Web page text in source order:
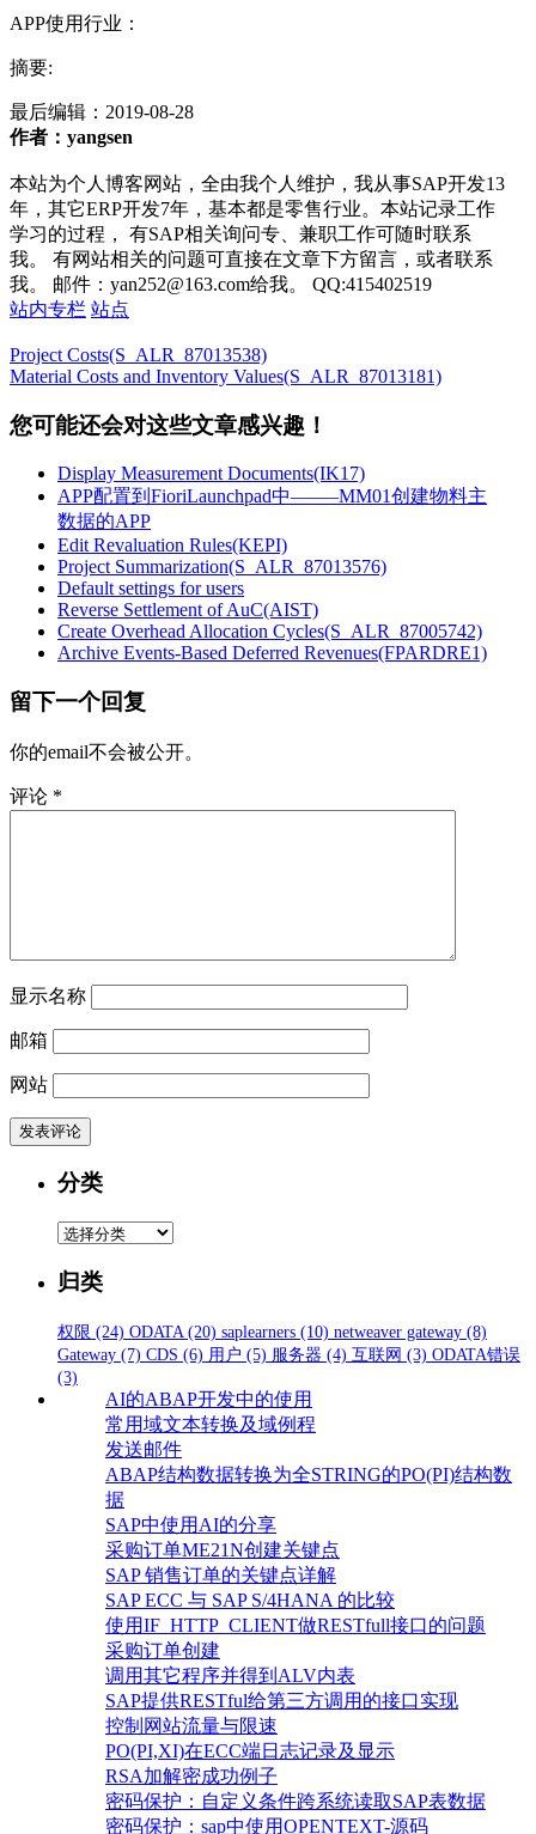
APP使用行业：
摘要:
最后编辑： 2019-08-28
作者：yangsen
本站为个人博客网站，全由我个人维护，我从事SAP开发13
年，其它ERP开发7年，基本都是零售行业。本站记录工作
学习的过程， 有SAP相关询问专、兼职工作可随时联系
我。 有网站相关的问题可直接在文章下方留言，或者联系
我。 邮件：yan252@163.com给我。 QQ:415402519
站内专栏 站点
Project Costs(S_ALR_87013538)
Material Costs and Inventory Values(S_ALR_87013181)
您可能还会对这些文章感兴趣！
Display Measurement Documents(IK17)
APP配置到FioriLaunchpad中——–MM01创建物料主
数据的APP
Edit Revaluation Rules(KEPI)
Project Summarization(S_ALR_87013576)
Default settings for users
Reverse Settlement of AuC(AIST)
Create Overhead Allocation Cycles(S_ALR_87005742)
Archive Events-Based Deferred Revenues(FPARDRE1)
留下一个回复
你的email不会被公开。
评论 *
显示名称
邮箱
网站
分类
分
归类
权限 (24) ODATA (20) saplearners (10) netweaver gateway (8)
Gateway (7) CDS (6) 用户 (5) 服务器 (4) 互联网 (3) ODATA错误
(3)
AI的ABAP开发中的使用
常用域文本转换及域例程
发送邮件
ABAP结构数据转换为全STRING的PO(PI)结构数
据
SAP中使用AI的分享
采购订单ME21N创建关键点
SAP 销售订单的关键点详解
SAP ECC 与 SAP S/4HANA 的比较
使用IF_HTTP_CLIENT做RESTfull接口的问题
采购订单创建
调用其它程序并得到ALV内表
SAP提供RESTful给第三方调用的接口实现
控制网站流量与限速
PO(PI,XI)在ECC端日志记录及显示
RSA加解密成功例子
密码保护：自定义条件跨系统读取SAP表数据
密码保护：sap中使用OPENTEXT-源码